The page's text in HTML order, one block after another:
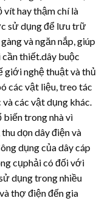
vít hay thậm chí là
sử dụng để lưu trữ
và ngăn nắp, giúp
cần thiết.dây buộc
giới nghệ thuật và thủ
các vật liệu, treo tác
các vật dụng khác.
biến trong nhà vì
dọn dây điện và
dụng của dây cáp
cụphải có đối với
dụng trong nhiều
thợ điện đến gia